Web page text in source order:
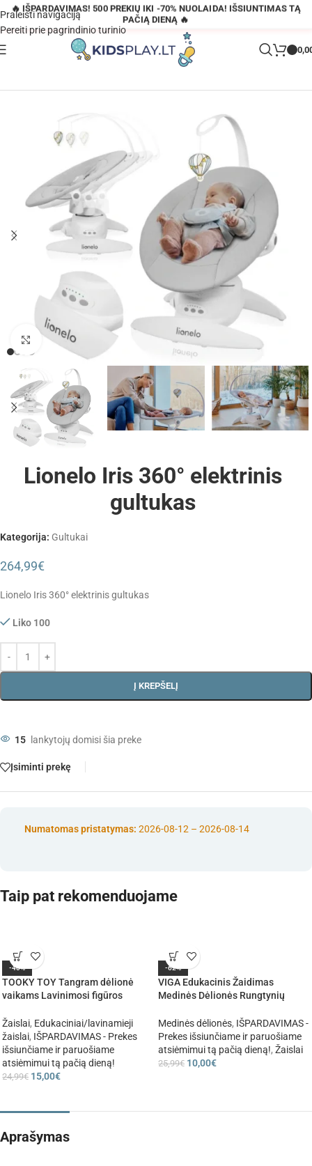
Praleisti navigaciją
Pereiti prie pagrindinio turinio
🔥 IŠPARDAVIMAS! 500 PREKIŲ IKI -70% NUOLAIDA! IŠSIUNTIMAS TĄ
PAČIĄ DIENĄ 🔥
Parduotuvė Lionelo Iris 360° elektrinis gultukas
Padidinti
Lionelo Iris 360° elektrinis
gultukas
Kategorija: Gultukai
264,99€
Lionelo Iris 360° elektrinis gultukas
Liko 100
Į KREPŠELĮ
15 lankytojų domisi šia preke
Įsiminti prekę
Numatomas pristatymas: 2026-08-12 – 2026-08-14
Taip pat rekomenduojame
-40%
TOOKY TOY Tangram dėlionė
vaikams Lavinimosi figūros
Žaislai, Edukaciniai/lavinamieji
žaislai, IŠPARDAVIMAS - Prekes
išsiunčiame ir paruošiame
atsiėmimui tą pačią dieną!
24,99€ 15,00€
-62%
VIGA Edukacinis Žaidimas
Medinės Dėlionės Rungtynių
Medinės dėlionės, IŠPARDAVIMAS -
Prekes išsiunčiame ir paruošiame
atsiėmimui tą pačią dieną!, Žaislai
25,99€ 10,00€
Aprašymas